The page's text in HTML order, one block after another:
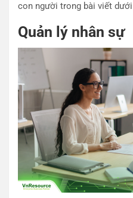
con người trong bài viết
Quản lý nhân sự